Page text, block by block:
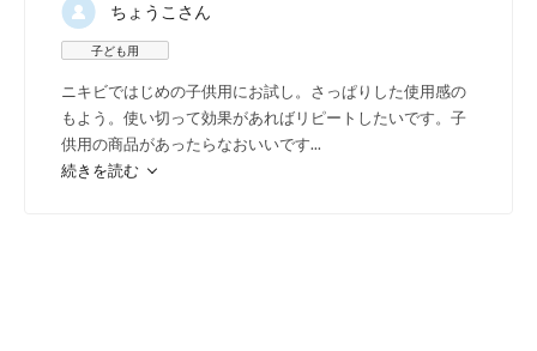
ちょうこ さん
子ども用
ニキビではじめの子供用にお試し。さっぱりした使用感の
もよう。使い切って効果があればリピートしたいです。子
供用の商品があったらなおいいです...
続きを読む